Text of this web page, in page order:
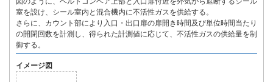
室を設け、シール室内と混合機内に不活性ガスを供給する。
さらに、カウント部により入口・出口扉の扉開き時間及び単位時間当たり
の開閉回数を計測し、得られた計測値に応じて、不活性ガスの供給量を制
御する。
イメージ図